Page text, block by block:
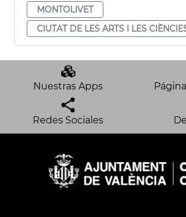
MONTOLIVET
CIUTAT DE LES ARTS I LES
Nuestras Apps
Redes Sociales